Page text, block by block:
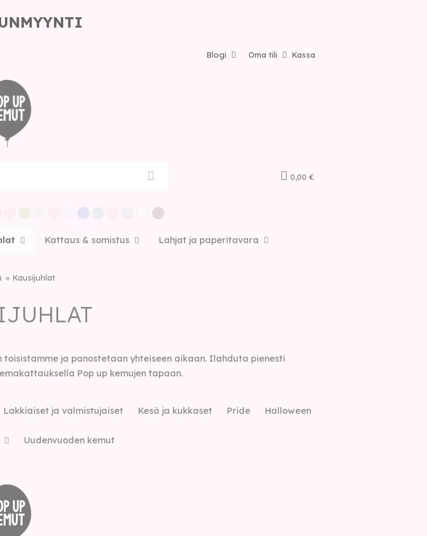
Kassa
Oma tili
Blogi
0,00 €
Kattaus & somistus Lahjat ja paperitavara
Kausijuhlat
ja panostetaan yhteiseen aikaan. Ilahduta pienesti
Pop up kemujen tapaan.
Lakkiaiset ja valmistujaiset Kesä ja kukkaset Pride Halloween
Uudenvuoden kemut